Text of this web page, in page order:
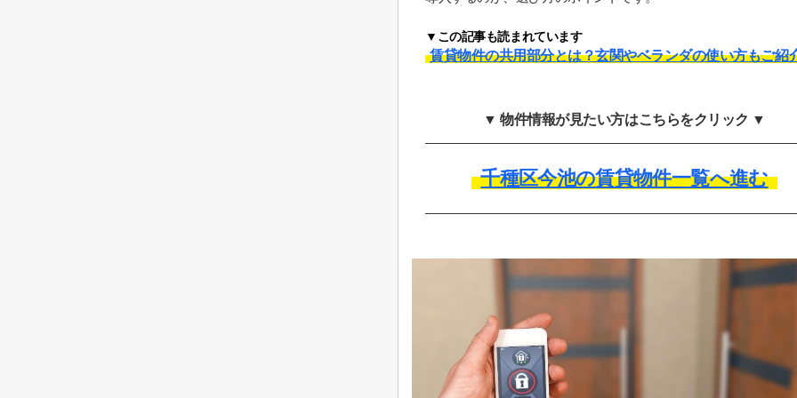
▼この記事も読まれています
賃貸物件の共用部分とは？玄関やベランダの使い方もご紹
▼ 物件情報が見たい方はこちらをクリック ▼
千種区今池の賃貸物件一覧へ進む